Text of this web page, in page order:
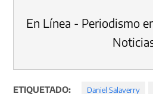
En Línea - Periodismo
ETIQUETADO: Daniel Salaverry